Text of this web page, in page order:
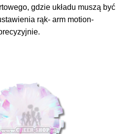
gdzie układu muszą być
rąk- arm motion-